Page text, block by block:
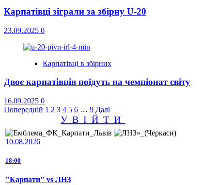
Карпатівці зіграли за збірну U-20
23.09.2025 0
Карпатівці в збірних
Двоє карпатівців поїдуть на чемпіонат світу
16.09.2025 0
Пагінація
Попередній 1 2 3 4 5 6 … 9 Далі
УВІЙТИ
10.08.2026
18:00
"Карпати" vs ЛНЗ